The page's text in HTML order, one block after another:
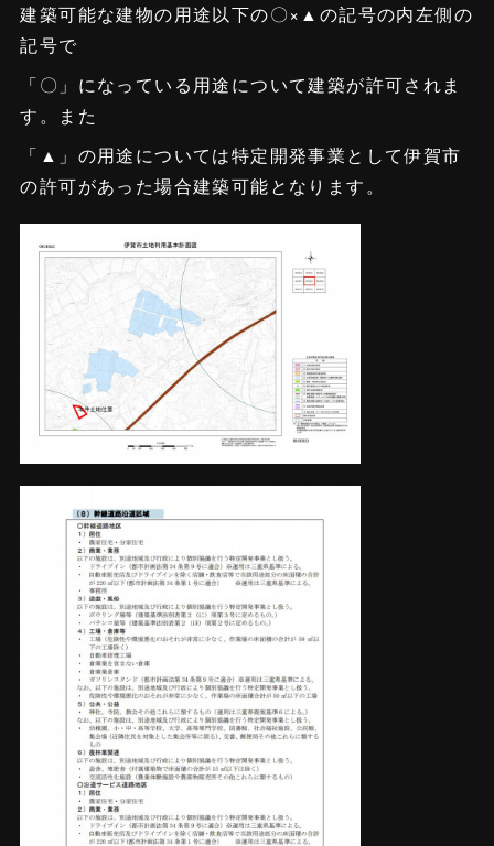
建築可能な建物の用途以下の〇×▲の記号の内左側の
記号で
「〇」になっている用途について建築が許可されま
す。また
「▲」の用途については特定開発事業として伊賀市
の許可があった場合建築可能となります。